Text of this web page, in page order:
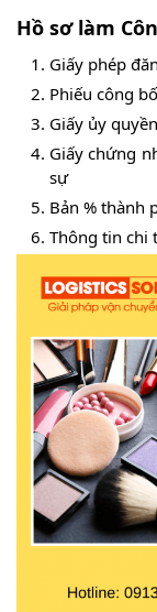
Hồ sơ làm
Giấy phép
Phiếu công
Giấy ủy
Giấy chứng
sự
Bản % thành
Thông tin chi